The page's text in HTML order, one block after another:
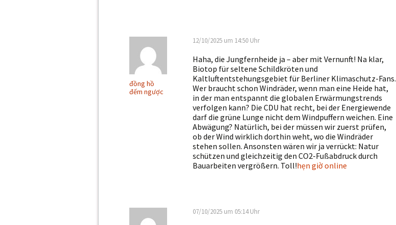
đồng hồ
đếm ngược
12/10/2025 um 14:50 Uhr
Haha, die Jungfernheide ja – aber mit Vernunft! Na klar,
Biotop für seltene Schildkröten und
Kaltluftentstehungsgebiet für Berliner Klimaschutz-Fans.
Wer braucht schon Windräder, wenn man eine Heide hat,
in der man entspannt die globalen Erwärmungstrends
verfolgen kann? Die CDU hat recht, bei der Energiewende
darf die grüne Lunge nicht dem Windpuffern weichen. Eine
Abwägung? Natürlich, bei der müssen wir zuerst prüfen,
ob der Wind wirklich dorthin weht, wo die Windräder
stehen sollen. Ansonsten wären wir ja verrückt: Natur
schützen und gleichzeitig den CO2-Fußabdruck durch
Bauarbeiten vergrößern. Toll!hẹn giờ online
07/10/2025 um 05:14 Uhr